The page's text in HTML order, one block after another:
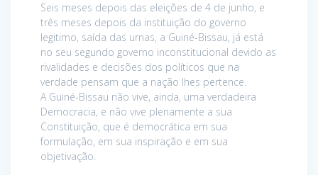
Seis meses depois das eleições de 4 de junho, e
três meses depois da instituição do governo
legitimo, saída das urnas, a Guiné-Bissau, já está
no seu segundo governo inconstitucional devido as
rivalidades e decisões dos políticos que na
verdade pensam que a nação lhes pertence.
A Guiné-Bissau não vive, ainda, uma verdadeira
Democracia, e não vive plenamente a sua
Constituição, que é democrática em sua
formulação, em sua inspiração e em sua
objetivação.